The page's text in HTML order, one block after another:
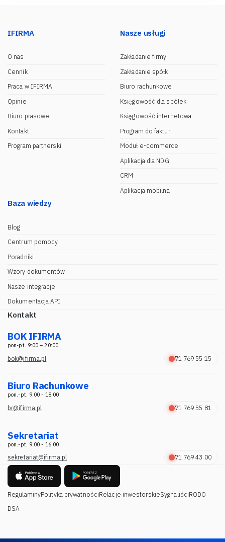
IFIRMA
O nas
Cennik
Praca w IFIRMA
Opinie
Biuro prasowe
Kontakt
Program partnerski
Nasze usługi
Zakładanie firmy
Zakładanie spółki
Biuro rachunkowe
Księgowość dla spółek
Księgowość internetowa
Program do faktur
Moduł e-commerce
Aplikacja dla NDG
CRM
Aplikacja mobilna
Baza wiedzy
Blog
Centrum pomocy
Poradniki
Wzory dokumentów
Nasze integracje
Dokumentacja API
Kontakt
BOK IFIRMA
pon-pt. 9:00 – 20:00
bok@ifirma.pl 71 769 55 15
Biuro Rachunkowe
pon.-pt. 9:00 - 18:00
br@ifirma.pl 71 769 55 81
Sekretariat
pon.-pt. 9:00 - 16:00
sekretariat@ifirma.pl 71 769 43 00
RegulaminyPolityka prywatnościRelacje inwestorskieSygnaliściRODO
DSA